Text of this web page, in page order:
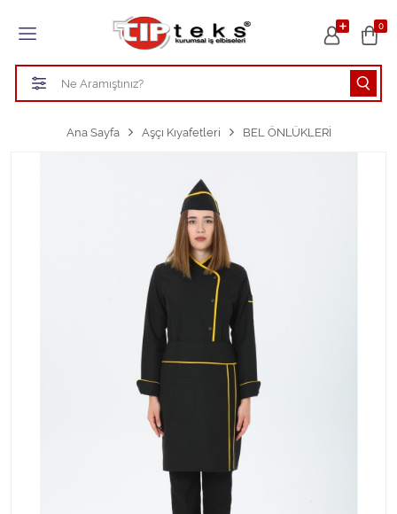
0
Tüm Kategoriler
HASTANE KIYAFETLERİ
Ana Sayfa Aşçı Kıyafetleri BEL ÖNLÜKLERİ